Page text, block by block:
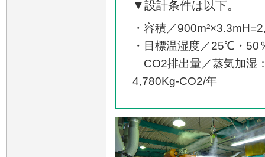
▼設計条件は以下。
・容積／
・目標温湿度／25℃・50
CO2排出量／蒸気加湿
4,780Kg-CO2/年